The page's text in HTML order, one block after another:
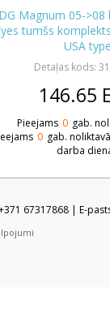
DG Magnum 05->08
tumšs
USA
Detaļas kods:
146.65
Pieejams 0 gab.
0 gab.
darba
67317868 | E-